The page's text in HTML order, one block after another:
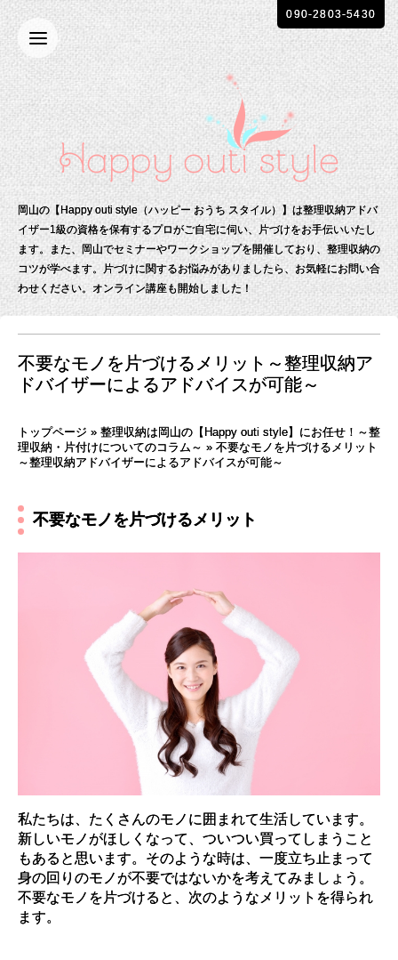
岡山の【Happy outi style（ハッピー おうち スタイル）】は整理収納アドバ
イザー1級の資格を保有するプロがご自宅に伺い、片づけをお手伝いいたし
ます。 また、岡山でセミナーやワークショップを開催しており、整理収納の
コツが学べます。 片づけに関するお悩みがありましたら、お気軽にお問い合
わせください。 オンライン講座も開始しました！
090-2803-5430
不要なモノを片づけるメリット～整理収納ア
ドバイザーによるアドバイスが可能～
トップページ » 整理収納は岡山の【Happy outi style】にお任せ！～整
理収納・片付けについてのコラム～ » 不要なモノを片づけるメリット
～整理収納アドバイザーによるアドバイスが可能～
不要なモノを片づけるメリット
私たちは、たくさんのモノに囲まれて生活しています。
新しいモノがほしくなって、ついつい買ってしまうこと
もあると思います。そのような時は、一度立ち止まって
身の回りのモノが不要ではないかを考えてみましょう。
不要なモノを片づけると、次のようなメリットを得られ
ます。